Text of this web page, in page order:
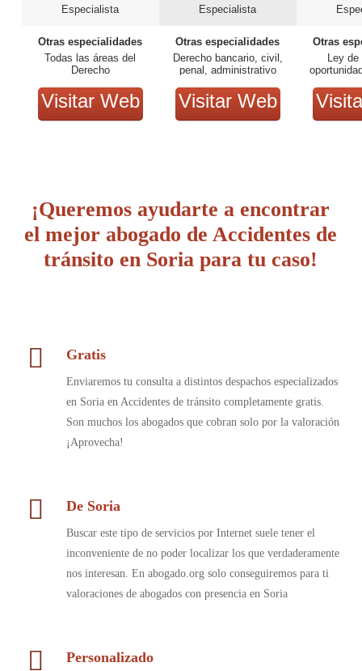
Especialista
Otras especialidades
Todas las áreas del
Derecho
Visitar Web
Especialista
Otras especialidades
Derecho bancario, civil,
penal, administrativo
Visitar Web
Otras
Ley de
¡Queremos ayudarte a encontrar
el mejor abogado de Accidentes de
tránsito en Soria para tu caso!
Gratis
Enviaremos tu consulta a distintos despachos especializados
en Soria en Accidentes de tránsito completamente gratis.
Son muchos los abogados que cobran solo por la valoración
¡Aprovecha!
De Soria
Buscar este tipo de servicios por Internet suele tener el
inconveniente de no poder localizar los que verdaderamente
nos interesan. En abogado.org solo conseguiremos para ti
valoraciones de abogados con presencia en Soria
Personalizado